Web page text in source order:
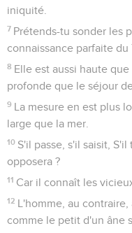
iniquité.
7 Prétends-tu sonder les
connaissance parfaite du
8 Elle est aussi haute
profonde que le séjour
9 La mesure en est plus
large que la mer.
10 S'il passe, s'il saisit,
opposera ?
11 Car il connaît les
12 L'homme, au
comme le petit d'un âne